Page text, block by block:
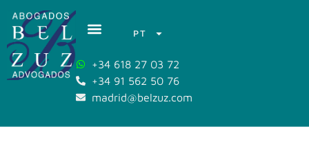
PT
+34 618 27 03 72
+34 91 562 50 76
madrid@belzuz.com